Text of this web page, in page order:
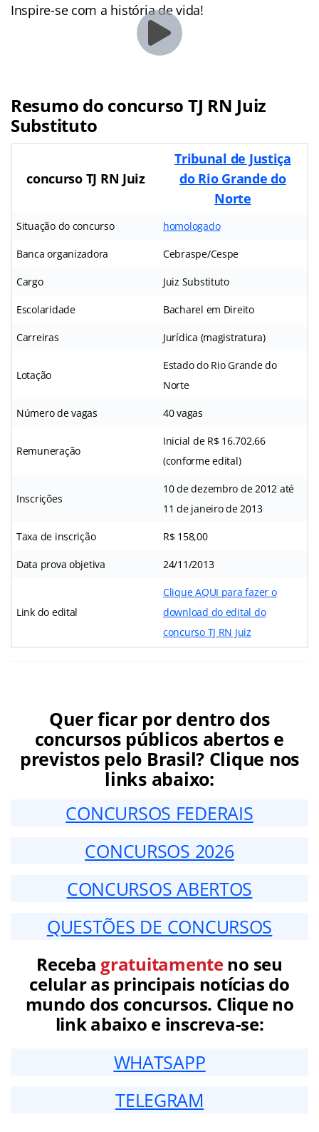
Inspire-se com a história de vida!
Resumo do concurso TJ RN Juiz
Substituto
concurso TJ RN Juiz
Tribunal de Justiça
do Rio Grande do
Norte
Situação do concurso homologado
Banca organizadora Cebraspe/Cespe
Cargo Juiz Substituto
Escolaridade Bacharel em Direito
Carreiras Jurídica (magistratura)
Lotação
Estado do Rio Grande do
Norte
Número de vagas 40 vagas
Remuneração
Inicial de R$ 16.702,66
(conforme edital)
Inscrições
10 de dezembro de 2012 até
11 de janeiro de 2013
Taxa de inscrição R$ 158,00
Data prova objetiva 24/11/2013
Link do edital
Clique AQUI para fazer o
download do edital do
concurso TJ RN Juiz
Quer ficar por dentro dos
concursos públicos abertos e
previstos pelo Brasil? Clique nos
links abaixo:
CONCURSOS FEDERAIS
CONCURSOS 2026
CONCURSOS ABERTOS
QUESTÕES DE CONCURSOS
Receba gratuitamenteno seu
celular as principais notícias do
mundo dos concursos. Clique no
link abaixo e inscreva-se:
WHATSAPP
TELEGRAM